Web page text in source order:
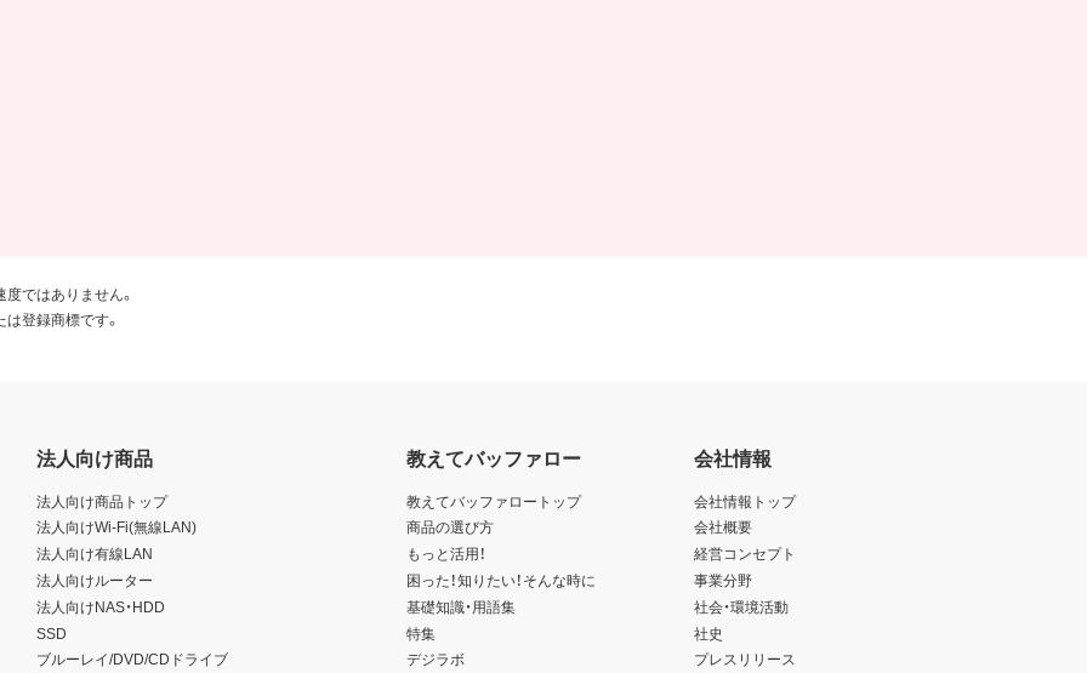
ではありません。
登録商標です。
法人向け商品
法人向け商品トップ
法人向けWi-Fi(無線LAN)
法人向け有線LAN
法人向けルーター
法人向けNAS・HDD
SSD
ブルーレイ/DVD/CDドライブ
教えてバッファロー
教えてバッファロートップ
商品の選び方
もっと活用！
困った！知りたい！そんな時に
基礎知識・用語集
特集
デジラボ
会社情報
会社情報トップ
会社概要
経営コンセプト
事業分野
社会・環境活動
社史
プレスリリース